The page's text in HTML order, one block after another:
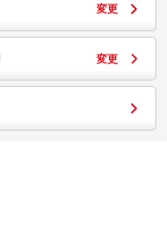
変更
変更